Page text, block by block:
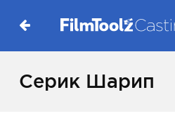
Серик Шарип